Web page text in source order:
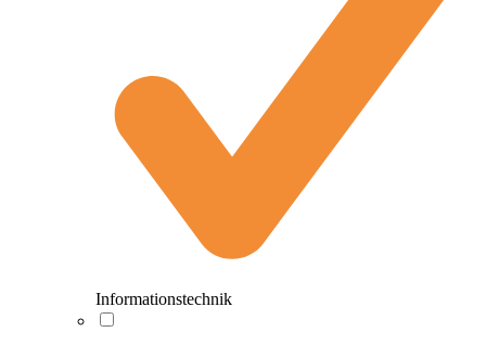
Informationstechnik